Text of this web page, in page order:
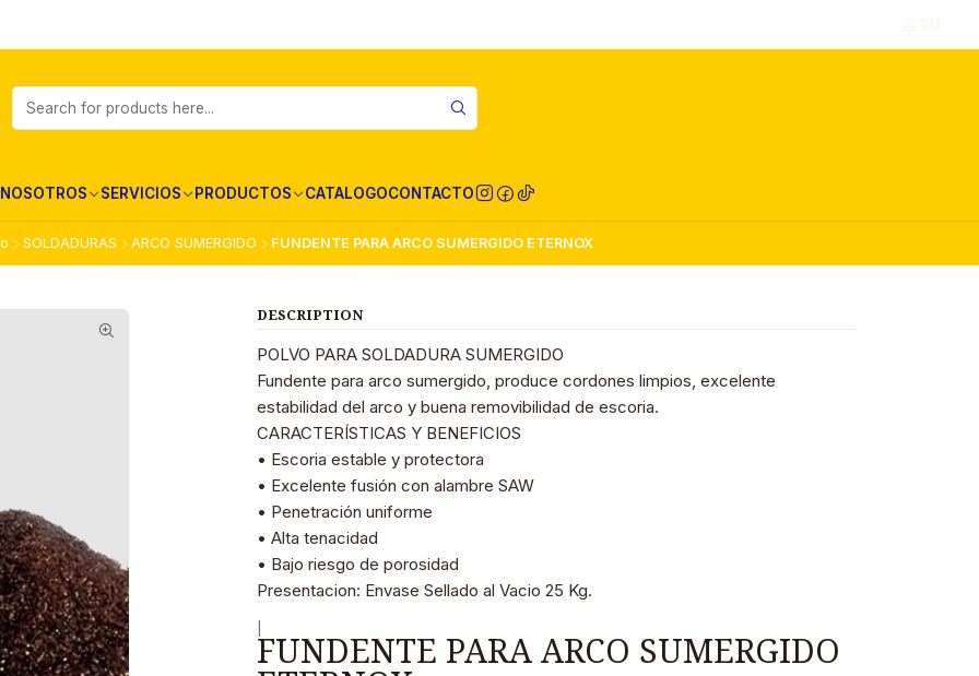
NOSOTROS SERVICIOS PRODUCTOS CATALOGOCONTACTO
SOLDADURAS ARCO SUMERGIDO FUNDENTE PARA ARCO SUMERGIDO ETERNOX
DESCRIPTION
POLVO PARA SOLDADURA SUMERGIDO
Fundente para arco sumergido, produce cordones limpios, excelente
estabilidad del arco y buena removibilidad de escoria.
CARACTERÍSTICAS Y BENEFICIOS
• Escoria estable y protectora
• Excelente fusión con alambre SAW
• Penetración uniforme
• Alta tenacidad
• Bajo riesgo de porosidad
Presentacion: Envase Sellado al Vacio 25 Kg.
FUNDENTE PARA ARCO SUMERGIDO